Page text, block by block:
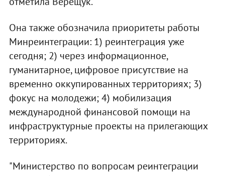
Она также обозначила приоритеты работы
Минреинтеграции: 1) реинтеграция уже
сегодня; 2) через информационное,
гуманитарное, цифровое присутствие на
временно оккупированных территориях; 3)
фокус на молодежи; 4) мобилизация
международной финансовой помощи на
инфраструктурные проекты на прилегающих
территориях.
"Министерство по вопросам реинтеграции